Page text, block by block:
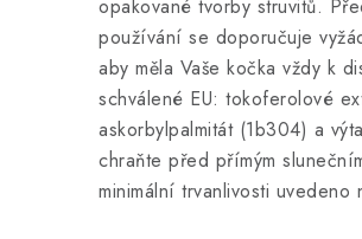
opakované tvorby struvitů.
používání se doporučuje
aby měla Vaše kočka vždy k
schválené EU: tokoferolové
askorbylpalmitát (1b304) a
chraňte před přímým
minimální trvanlivosti uvedeno